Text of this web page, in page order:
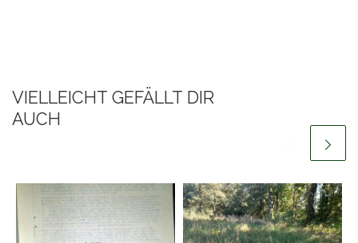
VIELLEICHT GEFÄLLT DIR
AUCH